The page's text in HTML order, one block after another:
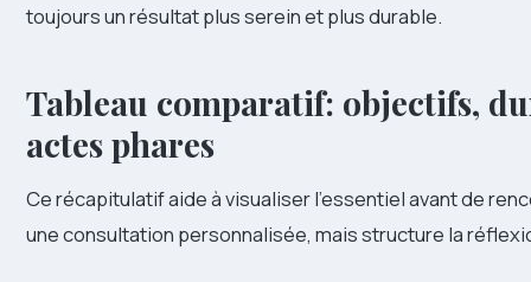
toujours un résultat plus serein et plus durable.
Tableau comparatif: objectifs,
actes phares
Ce récapitulatif aide à visualiser l’essentiel avant de
une consultation personnalisée, mais structure la